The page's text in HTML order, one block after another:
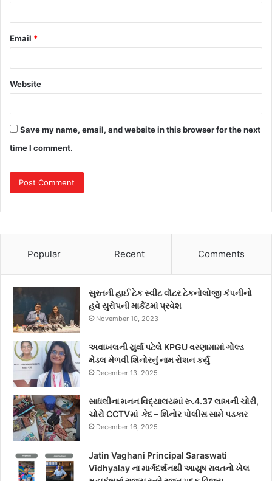
Email *
Website
Save my name, email, and website in this browser for the next
time I comment.
Popular Recent Comments
સુરતની હાઈ ટેક સ્વીટ વૉટર ટેકનોલોજી કંપનીનો
હવે યુરોપની માર્કેટમાં પ્રવેશ
November 10, 2023
અવાખલની યુર્વા પટેલે KPGU વરણામામાં ગોલ્ડ
મેડલ મેળવી શિનોરનું નામ રોશન કર્યું
December 13, 2025
સાધલીના મનન વિદ્યાલયમાં રૂ.4.37 લાખની ચોરી,
ચોરો CCTVમાં કેદ – શિનોર પોલીસ સામે પડકાર
December 16, 2025
Jatin Vaghani Principal Saraswati
Vidhyalay ના માર્ગદર્શનથી આયુષ રાવતનો ખેલ